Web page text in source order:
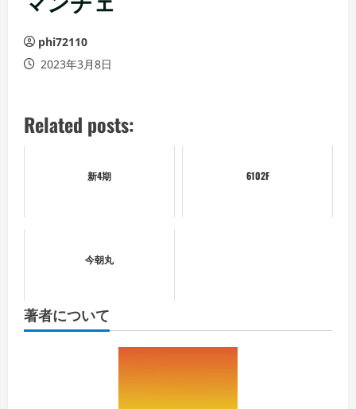
ー
phi72110
2023年3月8日
Related posts:
新4期 6102F
今朝丸
著者について